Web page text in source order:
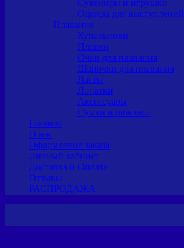
Сувениры и игрушки
Одежда для выступлений
Плавание
Купальники
Плавки
Очки для плавания
Шапочки для плавания
Ласты
Лопатки
Аксессуары
Сумки и рюкзаки
Главная
О нас
Оформление заказа
Личный кабинет
Доставка и Оплата
Отзывы
РАСПРОДАЖА